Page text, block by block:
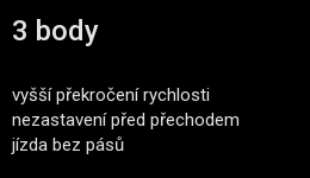
3 body
vyšší překročení rychlosti
nezastavení před přechodem
jízda bez pásů